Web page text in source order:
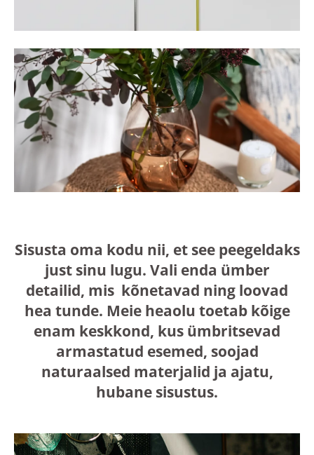
Sisusta oma kodu nii, et see peegeldaks
just sinu lugu. Vali enda ümber
detailid, mis kõnetavad ning loovad
hea tunde. Meie heaolu toetab kõige
enam keskkond, kus ümbritsevad
armastatud esemed, soojad
naturaalsed materjalid ja ajatu,
hubane sisustus.